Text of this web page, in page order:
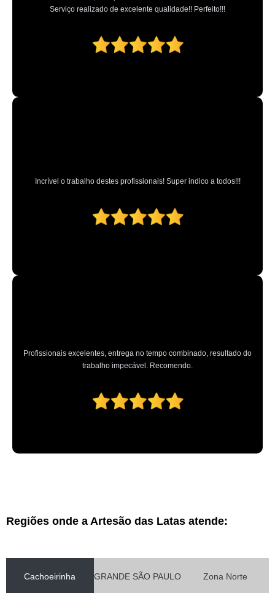
Serviço realizado de excelente qualidade!! Perfeito!!!
Incrível o trabalho destes profissionais! Super indico a todos!!!
Profissionais excelentes, entrega no tempo combinado, resultado do
trabalho impecável. Recomendo.
Regiões onde a Artesão das Latas atende:
Cachoeirinha GRANDE SÃO PAULO Zona Norte